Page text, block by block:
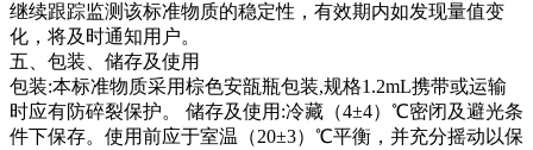
继续跟踪监测该标准物质的稳定性，有效期内如发现量值变
化，将及时通知用户。
五、包装、储存及使用
包装:本标准物质采用棕色安瓿瓶包装,规格1.2mL携带或运输
时应有防碎裂保护。 储存及使用:冷藏（4±4）℃密闭及避光条
件下保存。使用前应于室温（20±3）℃平衡，并充分摇动以保